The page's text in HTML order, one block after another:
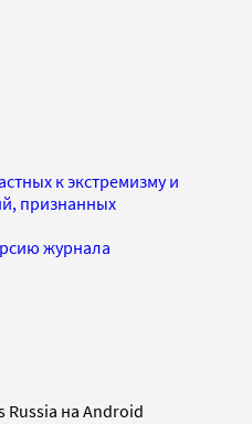
к экстремизму и
признанных
журнала
на Android